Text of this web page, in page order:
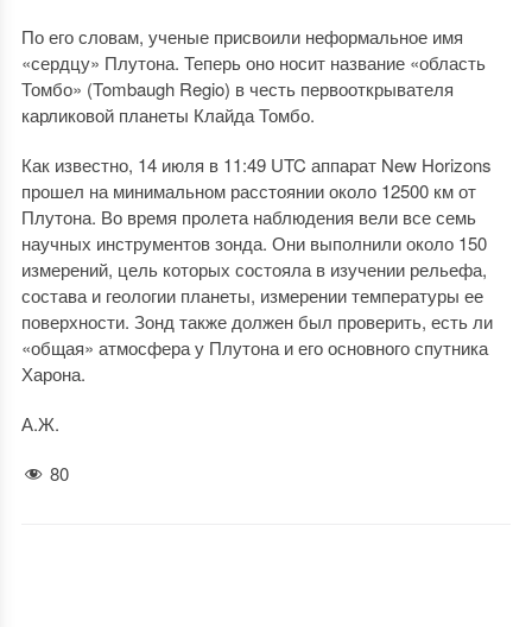
По его словам, ученые присвоили неформальное имя
«сердцу» Плутона. Теперь оно носит название «область
Томбо» (Tombaugh Regio) в честь первооткрывателя
карликовой планеты Клайда Томбо.
Как известно, 14 июля в 11:49 UTC аппарат New Horizons
прошел на минимальном расстоянии около 12500 км от
Плутона. Во время пролета наблюдения вели все семь
научных инструментов зонда. Они выполнили около 150
измерений, цель которых состояла в изучении рельефа,
состава и геологии планеты, измерении температуры ее
поверхности. Зонд также должен был проверить, есть ли
«общая» атмосфера у Плутона и его основного спутника
Харона.
А.Ж.
80